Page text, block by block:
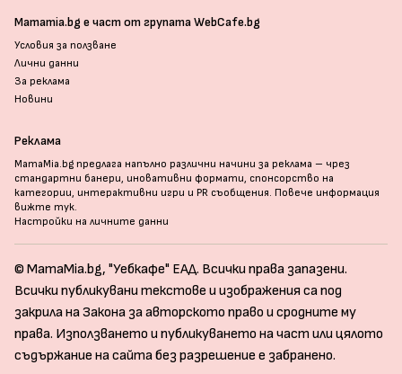
Mamamia.bg е част от групата WebCafe.bg
Условия за ползване
Лични данни
За реклама
Новини
Реклама
MamaMia.bg предлага напълно различни начини за реклама – чрез
стандартни банери, иновативни формати, спонсорство на
категории, интерактивни игри и PR съобщения. Повече информация
вижте тук.
Настройки на личните данни
© MamaMia.bg, "Уебкафе" ЕАД. Всички права запазени.
Всички публикувани текстове и изображения са под
закрила на Закона за авторското право и сродните му
права. Използването и публикуването на част или цялото
съдържание на сайта без разрешение е забранено.